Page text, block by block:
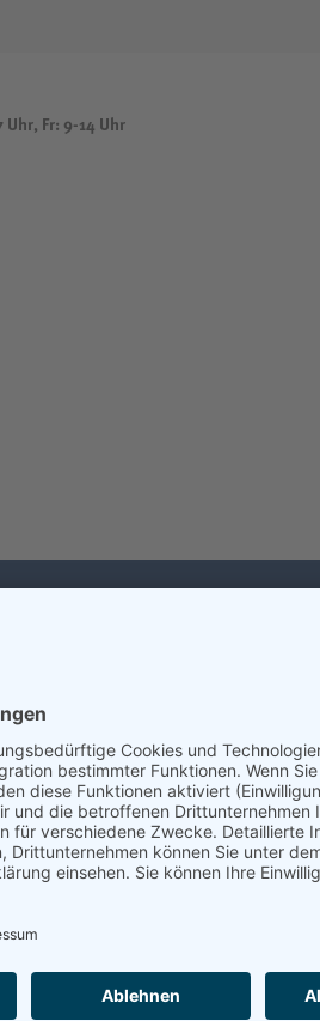
Fr: 9-14 Uhr
- die
SB:49,80 Euro